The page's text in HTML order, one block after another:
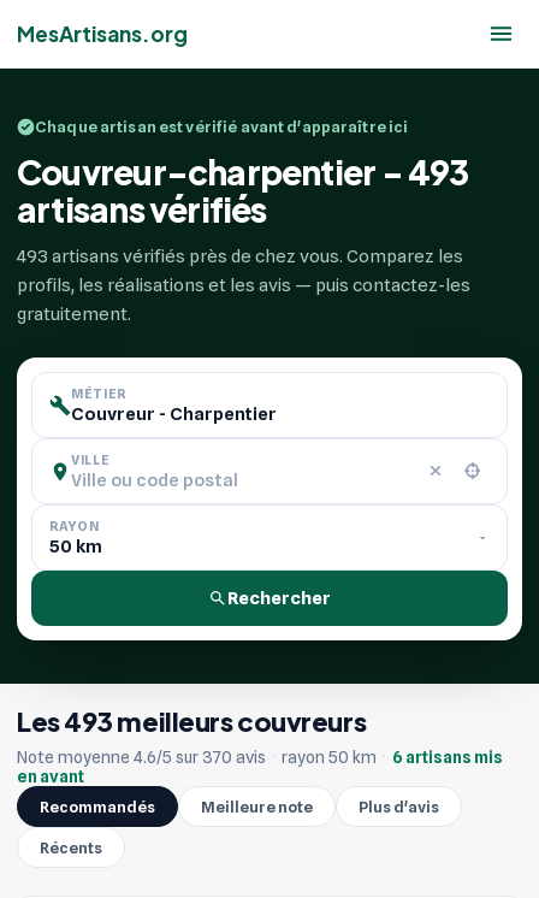
MesArtisans.org
Chaque artisan est vérifié avant d'apparaître ici
Couvreur-charpentier - 493
artisans vérifiés
493 artisans vérifiés près de chez vous. Comparez les
profils, les réalisations et les avis — puis contactez-les
gratuitement.
MÉTIER
VILLE
RAYON
Rechercher
Les 493 meilleurs couvreurs
Note moyenne 4.6/5 sur 370 avis · rayon 50 km · 6 artisans mis
en avant
Recommandés
Meilleure note Plus d'avis
Récents